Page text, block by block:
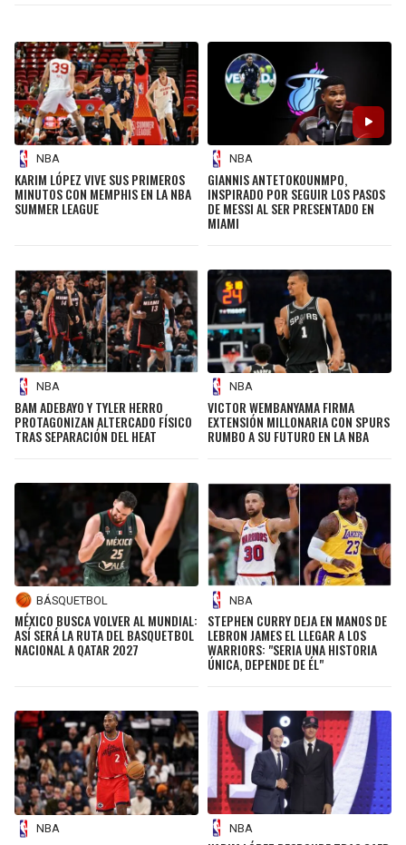
NBA
KARIM LÓPEZ VIVE SUS PRIMEROS
MINUTOS CON MEMPHIS EN LA NBA
SUMMER LEAGUE
NBA
GIANNIS ANTETOKOUNMPO,
INSPIRADO POR SEGUIR LOS PASOS
DE MESSI AL SER PRESENTADO EN
MIAMI
NBA
BAM ADEBAYO Y TYLER HERRO
PROTAGONIZAN ALTERCADO FÍSICO
TRAS SEPARACIÓN DEL HEAT
NBA
VICTOR WEMBANYAMA FIRMA
EXTENSIÓN MILLONARIA CON SPURS
RUMBO A SU FUTURO EN LA NBA
BÁSQUETBOL
MÉXICO BUSCA VOLVER AL MUNDIAL:
ASÍ SERÁ LA RUTA DEL BASQUETBOL
NACIONAL A QATAR 2027
NBA
STEPHEN CURRY DEJA EN MANOS DE
LEBRON JAMES EL LLEGAR A LOS
WARRIORS: "SERIA UNA HISTORIA
ÚNICA, DEPENDE DE ÉL"
NBA NBA